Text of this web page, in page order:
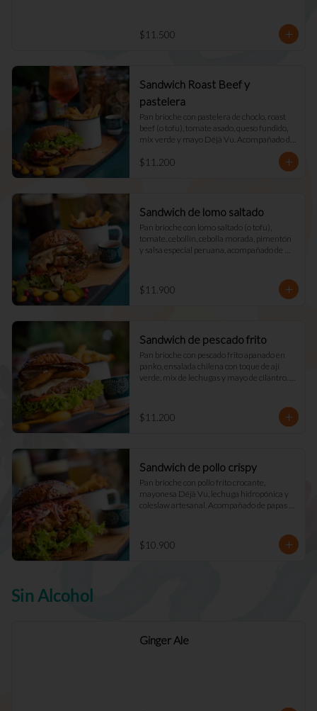
$11.500
Sandwich Roast Beef y
pastelera
Pan brioche con pastelera de choclo, roast
beef (o tofu), tomate asado, queso fundido,
mix verde y mayo Déjà Vu. Acompañado de
$11.200
Sandwich de lomo saltado
Pan brioche con lomo saltado (o tofu),
tomate, cebollín, cebolla morada, pimentón
y salsa especial peruana, acompañado de
salsa.
$11.900
Sandwich de pescado frito
Pan brioche con pescado frito apanado en
panko, ensalada chilena con toque de ají
verde, mix de lechugas y mayo de cilantro.
$11.200
Sandwich de pollo crispy
Pan brioche con pollo frito crocante,
mayonesa Déjà Vu, lechuga hidropónica y
coleslaw artesanal. Acompañado de papas
$10.900
Sin Alcohol
Ginger Ale